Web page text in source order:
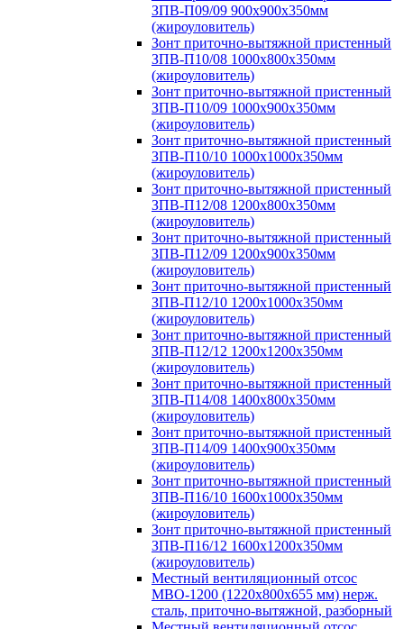
ЗПВ-П09/09 900х900х350мм
(жироуловитель)
Зонт приточно-вытяжной пристенный
ЗПВ-П10/08 1000х800х350мм
(жироуловитель)
Зонт приточно-вытяжной пристенный
ЗПВ-П10/09 1000х900х350мм
(жироуловитель)
Зонт приточно-вытяжной пристенный
ЗПВ-П10/10 1000х1000х350мм
(жироуловитель)
Зонт приточно-вытяжной пристенный
ЗПВ-П12/08 1200х800х350мм
(жироуловитель)
Зонт приточно-вытяжной пристенный
ЗПВ-П12/09 1200х900х350мм
(жироуловитель)
Зонт приточно-вытяжной пристенный
ЗПВ-П12/10 1200х1000х350мм
(жироуловитель)
Зонт приточно-вытяжной пристенный
ЗПВ-П12/12 1200х1200х350мм
(жироуловитель)
Зонт приточно-вытяжной пристенный
ЗПВ-П14/08 1400х800х350мм
(жироуловитель)
Зонт приточно-вытяжной пристенный
ЗПВ-П14/09 1400х900х350мм
(жироуловитель)
Зонт приточно-вытяжной пристенный
ЗПВ-П16/10 1600х1000х350мм
(жироуловитель)
Зонт приточно-вытяжной пристенный
ЗПВ-П16/12 1600х1200х350мм
(жироуловитель)
Местный вентиляционный отсос
МВО-1200 (1220х800х655 мм) нерж.
сталь, приточно-вытяжной, разборный